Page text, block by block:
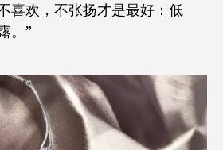
喜欢，不张扬才是最好：低
。”